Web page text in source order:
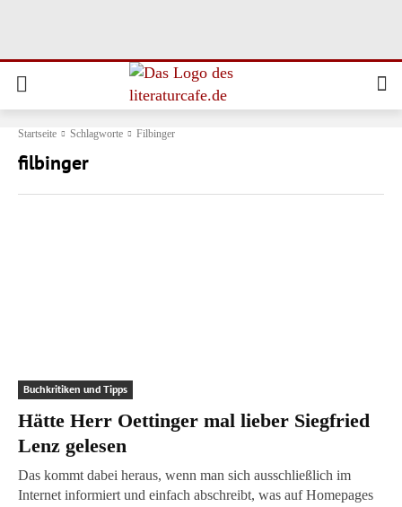
Startseite Schlagworte Filbinger
filbinger
Buchkritiken und Tipps
Hätte Herr Oettinger mal lieber Siegfried
Lenz gelesen
Das kommt dabei heraus, wenn man sich ausschließlich im
Internet informiert und einfach abschreibt, was auf Homepages